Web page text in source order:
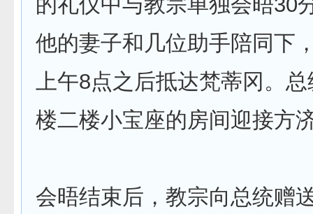
他的妻子和几位助手陪同下
上午8点之后抵达梵蒂冈。
楼二楼小宝座的房间迎接方
会晤结束后，教宗向总统赠